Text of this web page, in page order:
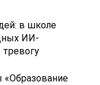
«Образование